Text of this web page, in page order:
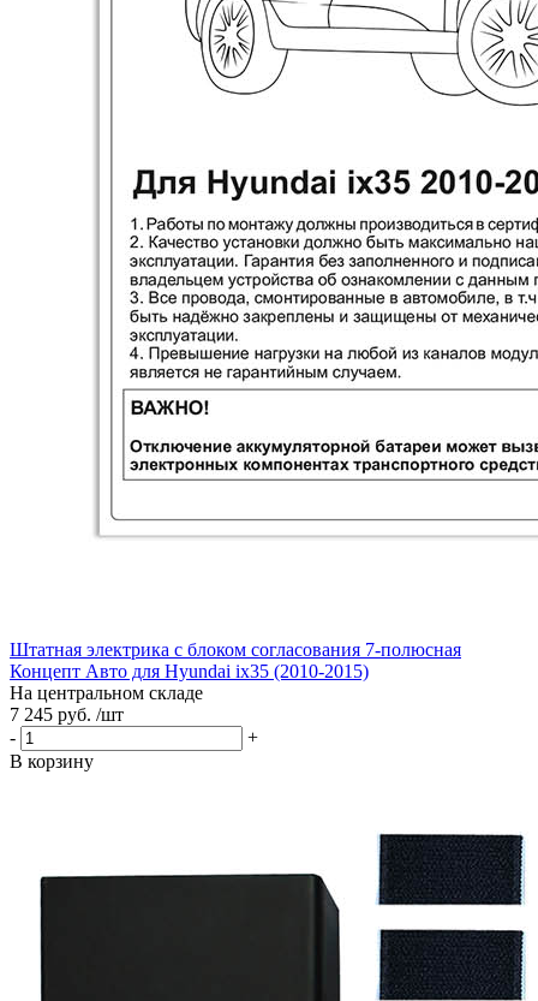
Штатная электрика с блоком согласования 7-полюсная
Концепт Авто для Hyundai ix35 (2010-2015)
На центральном складе
7 245 руб. /шт
-
+
В корзину